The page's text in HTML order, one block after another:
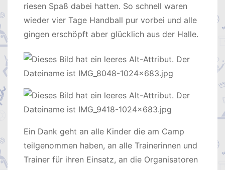
riesen Spaß dabei hatten. So schnell waren
wieder vier Tage Handball pur vorbei und alle
gingen erschöpft aber glücklich aus der Halle.
Ein Dank geht an alle Kinder die am Camp
teilgenommen haben, an alle Trainerinnen und
Trainer für ihren Einsatz, an die Organisatoren